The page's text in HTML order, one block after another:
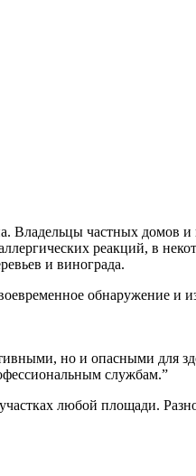
Владельцы частных домов
реакций, в
и винограда.
обнаружение и
но и опасными для
службам.”
любой площади.